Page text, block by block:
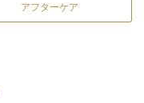
アフターケア